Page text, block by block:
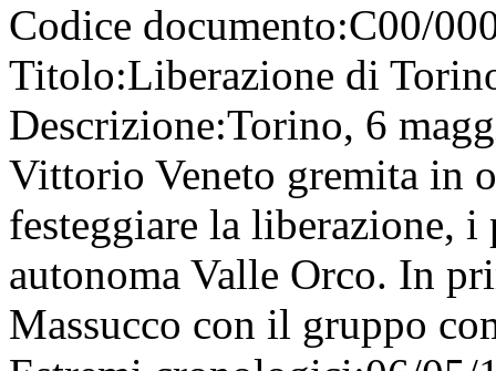
Codice documento:C00/
Titolo:Liberazione di
Descrizione:Torino, 6
Vittorio Veneto gremita in
festeggiare la liberazione,
autonoma Valle Orco. In
Massucco con il gruppo